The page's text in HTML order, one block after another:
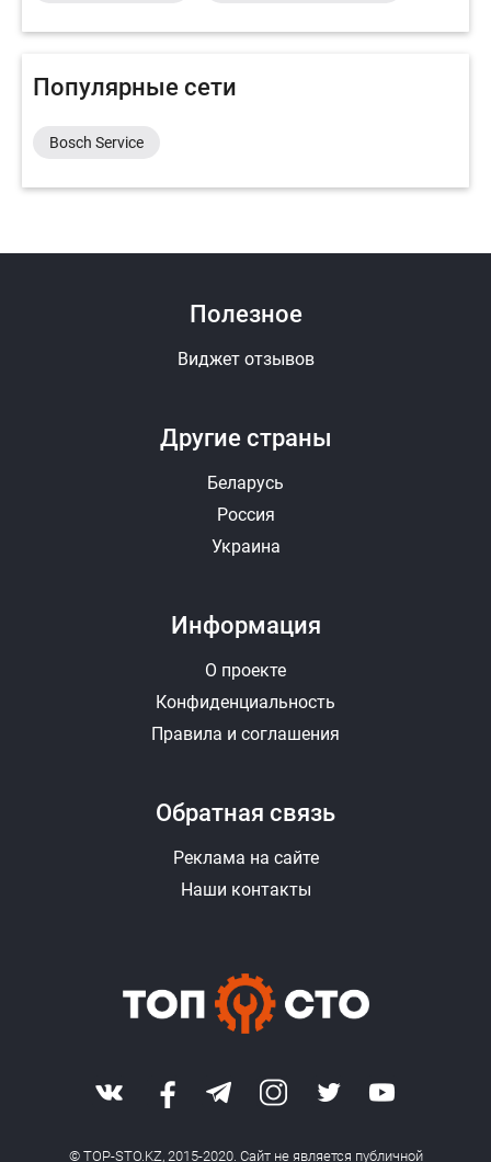
Популярные сети
Bosch Service
Другие страны
Беларусь
Россия
Украина
Полезное
Виджет отзывов
Информация
О проекте
Конфиденциальность
Правила и соглашения
Обратная связь
Реклама на сайте
Наши контакты
© TOP-STO.KZ, 2015-2020. Сайт не является публичной